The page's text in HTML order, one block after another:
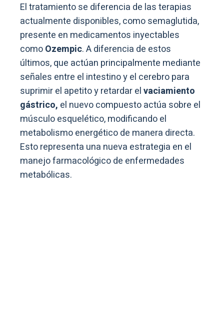
El tratamiento se diferencia de las terapias
actualmente disponibles, como semaglutida,
presente en medicamentos inyectables
comoOzempic. A diferencia de estos
últimos, que actúan principalmente mediante
señales entre el intestino y el cerebro para
suprimir el apetito y retardar elvaciamiento
gástrico, el nuevo compuesto actúa sobre el
músculo esquelético, modificando el
metabolismo energético de manera directa.
Esto representa una nueva estrategia en el
manejo farmacológico de enfermedades
metabólicas.